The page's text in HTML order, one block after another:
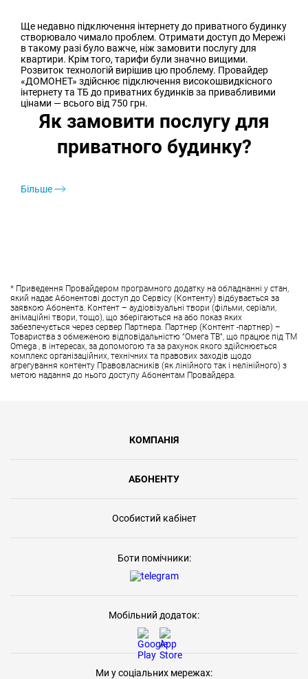
Ще недавно підключення інтернету до приватного будинку
створювало чимало проблем. Отримати доступ до Мережі
в такому разі було важче, ніж замовити послугу для
квартири. Крім того, тарифи були значно вищими.
Розвиток технологій вирішив цю проблему. Провайдер
«ДОМОНЕТ» здійснює підключення високошвидкісного
інтернету та ТБ до приватних будинків за привабливими
цінами — всього від 750 грн.
Як замовити послугу для
приватного будинку?
Більше
* Приведення Провайдером програмного додатку на обладнанні у стан,
який надає Абонентові доступ до Сервісу (Контенту) відбувається за
заявкою Абонента. Контент – аудіовізуальні твори (фільми, серіали,
анімаційні твори, тощо), що зберігаються на або показ яких
забезпечується через сервер Партнера. Партнер (Контент -партнер) –
Товариства з обмеженою відповідальністю “Омега ТВ”, що працює під ТМ
Omega , в інтересах, за допомогою та за рахунок якого здійснюється
комплекс організаційних, технічних та правових заходів щодо
агрегування контенту Правовласників (як лінійного так і нелінійного) з
метою надання до нього доступу Абонентам Провайдера.
КОМПАНІЯ
АБОНЕНТУ
Особистий кабінет
Боти помічники:
Мобільний додаток:
Ми у соціальних мережах: